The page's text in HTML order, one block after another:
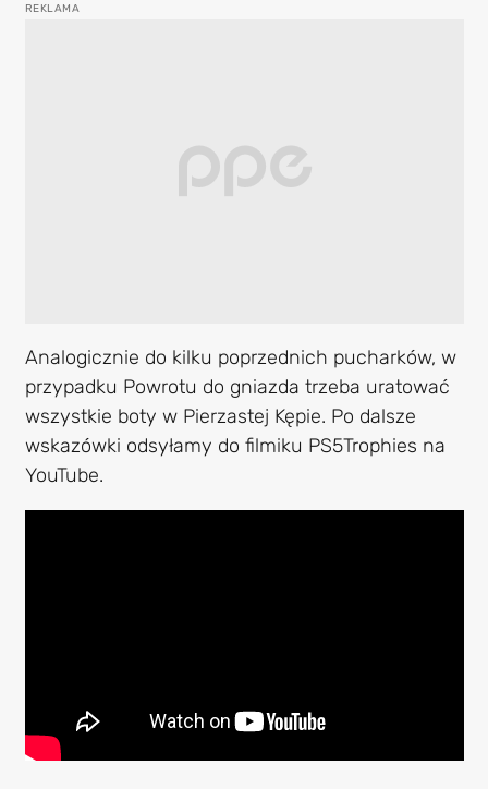
Analogicznie do kilku poprzednich pucharków, w
przypadku Powrotu do gniazda trzeba uratować
wszystkie boty w Pierzastej Kępie. Po dalsze
wskazówki odsyłamy do filmiku PS5Trophies na
YouTube.